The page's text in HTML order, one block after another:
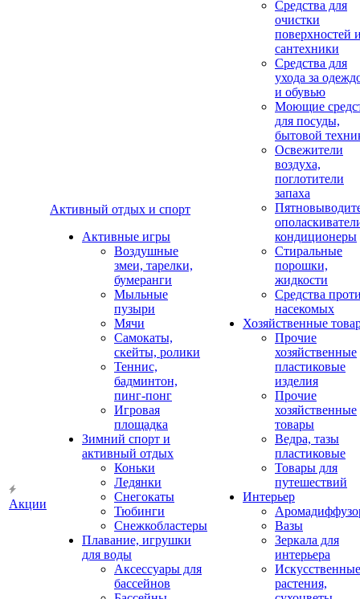
Акции
Активный отдых и спорт
Активные игры
Воздушные
змеи, тарелки,
бумеранги
Мыльные
пузыри
Мячи
Самокаты,
скейты, ролики
Теннис,
бадминтон,
пинг-понг
Игровая
площадка
Зимний спорт и
активный отдых
Коньки
Ледянки
Снегокаты
Тюбинги
Снежкобластеры
Плавание, игрушки
для воды
Аксессуары для
бассейнов
Средства для
очистки
поверхностей
сантехники
Средства для
ухода за
и обувью
Моющие
для посуды,
бытовой
Освежители
воздуха,
поглотители
запаха
кондиционеры
Стиральные
порошки,
жидкости
Средства
насекомых
Хозяйственные
Прочие
хозяйственные
пластиковые
изделия
Прочие
хозяйственные
товары
Ведра, тазы
пластиковые
Товары для
путешествий
Интерьер
Вазы
Зеркала для
интерьера
Искусственные
растения,